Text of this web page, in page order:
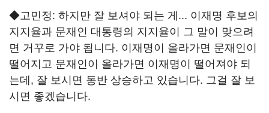
◆고민정: 하지만 잘 보셔야 되는 게... 이재명 후보의
지지율과 문재인 대통령의 지지율이 그 말이 맞으려
면 거꾸로 가야 됩니다. 이재명이 올라가면 문재인이
떨어지고 문재인이 올라가면 이재명이 떨어져야 되
는데, 잘 보시면 동반 상승하고 있습니다. 그걸 잘 보
시면 좋겠습니다.